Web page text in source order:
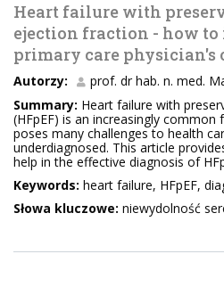
Heart failure with
ejection fraction - how
primary care physician's
Autorzy:
prof. dr hab. n. med.
Summary: Heart failure with
(HFpEF) is an increasingly
poses many challenges to health
underdiagnosed. This article
help in the effective diagnosis of
Keywords: heart failure, HFpEF,
Słowa kluczowe: niewydolność